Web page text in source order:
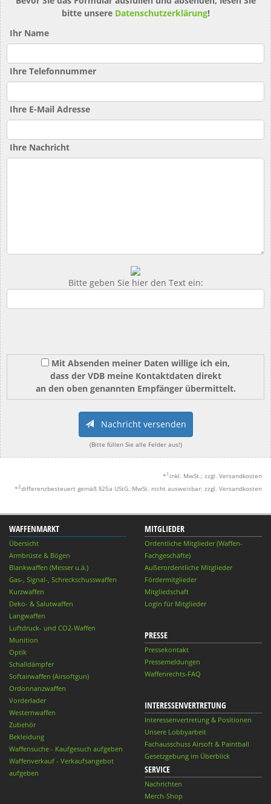
bitte unsere Datenschutzerklärung!
Ihr Name
Ihre Telefonnummer
Ihre E-Mail Adresse
Ihre Nachricht
Bitte geben Sie hier den Text ein:
Mit Absenden meiner Daten willige ich ein,
dass der VDB meine Kontaktdaten direkt
an den oben genannten Empfänger übermittelt.
Nachricht versenden
(Bitte füllen Sie alle Felder aus!)
* 1 inkl. MwSt.; zzgl. Versandkosten
*2differenzbesteuert gemäß §25a UStG.;MwSt. nicht ausweisbar; zzgl. Versandkosten
WAFFENMARKT
Übersicht
Armbrüste & Bögen
Blankwaffen (Messer u.ä.)
Gas-, Signal-, Schreckschusswaffen
Kurzwaffen
Deko- & Salutwaffen
Langwaffen
Luftdruck- und CO2-Waffen
Munition
Optik
Schalldämpfer
Softairwaffen (Airsoftgun)
Ordonnanzwaffen
Vorderlader
Westernwaffen
Zubehör
Bekleidung
Waffensuche - Kaufgesuch aufgeben
Waffenverkauf - Verkaufsangebot
aufgeben
MITGLIEDER
Ordentliche Mitglieder (Waffen-
Fachgeschäfte)
Außerordentliche Mitglieder
Fördermitglieder
Mitgliedschaft
Login für Mitglieder
PRESSE
Pressekontakt
Pressemeldungen
Waffenrechts-FAQ
INTERESSENVERTRETUNG
Interessenvertretung & Positionen
Unsere Lobbyarbeit
Fachausschuss Airsoft & Paintball
Gesetzgebung im Überblick
SERVICE
Nachrichten
Merch-Shop